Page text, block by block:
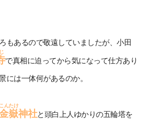
もあるので敬遠していましたが、小田
で真相に迫ってから気になって仕方あり
には一体何があるのか。
嶽
こんたけ
神社と頭白上人ゆかりの五輪塔を